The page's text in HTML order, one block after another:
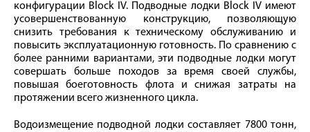
конфигурации Block IV. Подводные лодки Block IV имеют
усовершенствованную конструкцию, позволяющую
снизить требования к техническому обслуживанию и
повысить эксплуатационную готовность. По сравнению с
более ранними вариантами, эти подводные лодки могут
совершать больше походов за время своей службы,
повышая боеготовность флота и снижая затраты на
протяжении всего жизненного цикла.
Водоизмещение подводной лодки составляет 7800 тонн,